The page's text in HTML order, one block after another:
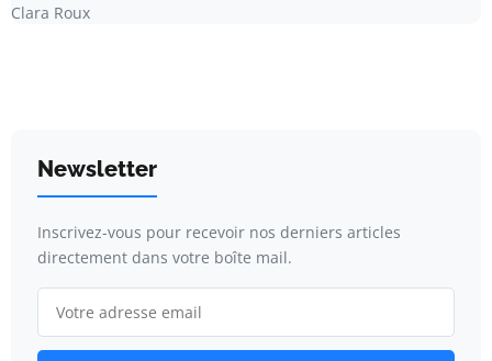
Clara Roux
Newsletter
Inscrivez-vous pour recevoir nos derniers articles
directement dans votre boîte mail.